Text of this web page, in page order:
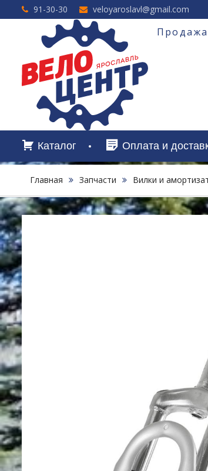
Перейти
к
91-30-30 veloyaroslavl@gmail.com
Каталог Оплата и
Главная Запчасти Вилки и